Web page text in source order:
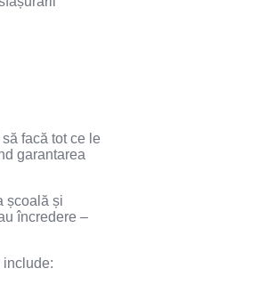
facă tot ce le
garantarea
școală și
încredere –
include: